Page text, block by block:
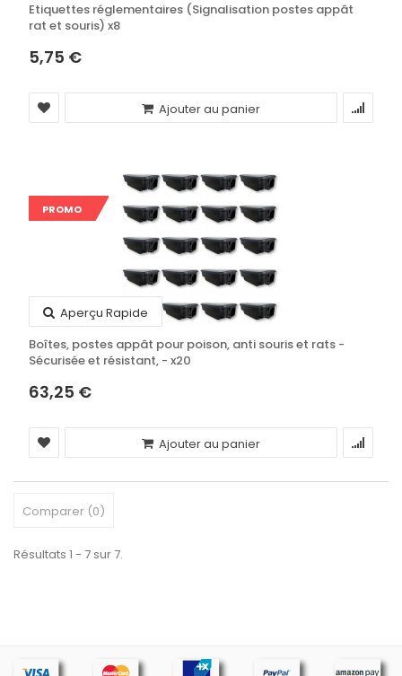
Etiquettes réglementaires (Signalisation postes appât
rat et souris) x8
5,75 €
Ajouter au panier
PROMO
Aperçu Rapide
Boîtes, postes appât pour poison, anti souris et rats -
Sécurisée et résistant, - x20
63,25 €
Ajouter au panier
Comparer (0)
Résultats 1 - 7 sur 7.